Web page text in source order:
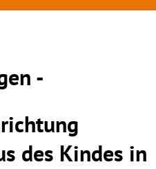
-
des Kindes in